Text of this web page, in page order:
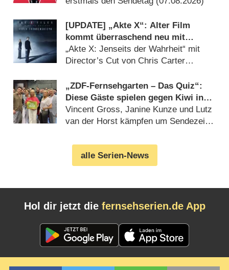
[UPDATE] „Akte X“: Alter Film
kommt überraschend neu mit
deutlich mehr Horror
„Akte X: Jenseits der Wahrheit“ mit
Director’s Cut von Chris Carter
„ZDF-Fernsehgarten – Das Quiz“:
Diese Gäste spielen gegen Kiwi in
der Sonderfolge am 9. August 2026
Vincent Gross, Janine Kunze und Lutz
van der Horst kämpfen um Sendezeit
alle Serien-News
Hol dir jetzt die fernsehserien.de App